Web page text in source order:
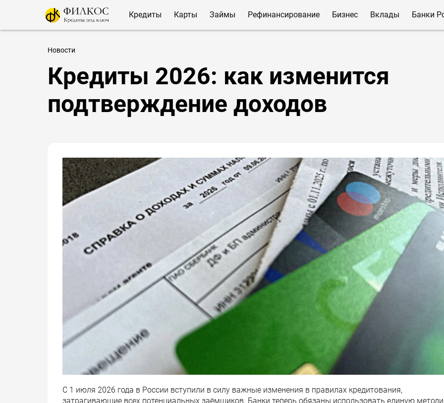
Кредиты Карты Займы Рефинансирование Бизнес Вклады Банки
Новости
Кредиты 2026: как изменится
подтверждение доходов
С 1 июля 2026 года в России вступили в силу важные изменения в правилах кредитования,
затрагивающие всех потенциальных заёмщиков. Банки теперь обязаны использовать единую